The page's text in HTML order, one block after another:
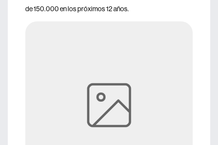
de 150.000 en los próximos 12 años.